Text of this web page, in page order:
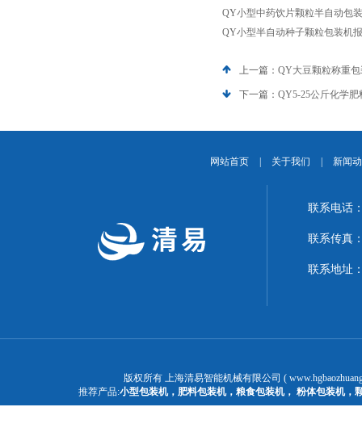
QY小型中药饮片颗粒半自动包
QY小型半自动种子颗粒包装机
上一篇： QY大豆颗粒称重
下一篇： QY5-25公斤化学
网站首页 关于我们 新闻
联系电话
联系传真
联系地址
版权所有 上海清易智能机械有限公司 (
推荐产品:小型包装机， 肥料包装机， 粮食包装机， 粉体包装机，